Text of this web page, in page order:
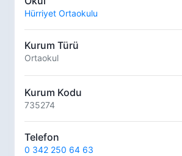
Hürriyet Ortaokulu
Kurum Türü
Ortaokul
Kurum Kodu
735274
Telefon
0 342 250 64 63